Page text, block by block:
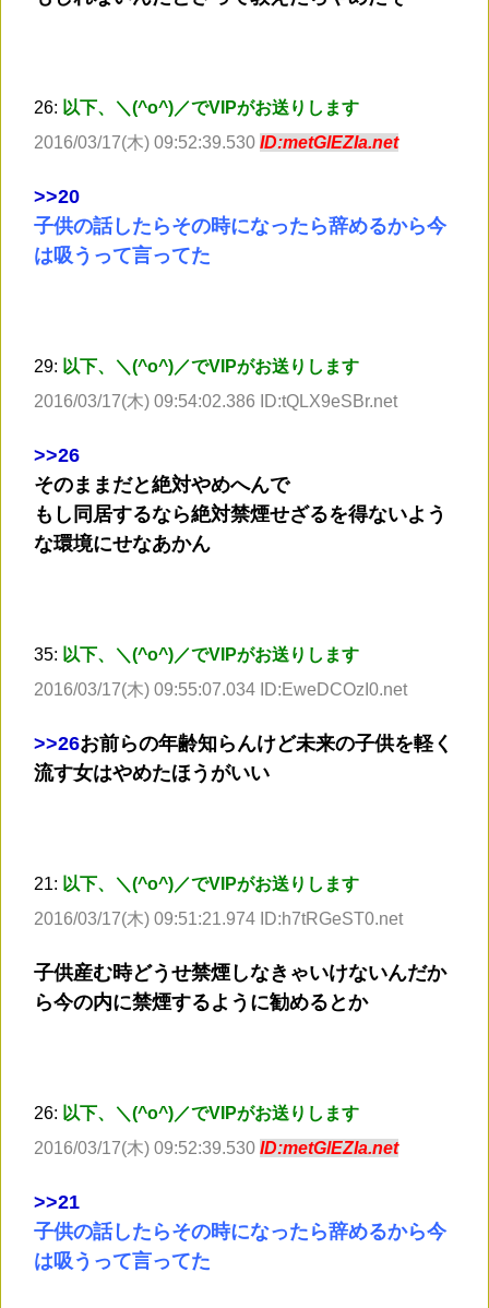
26: 以下、＼(^o^)／でVIPがお送りします
2016/03/17(木) 09:52:39.530 ID:metGlEZIa.net
>>20
子供の話したらその時になったら辞めるから今
は吸うって言ってた
29: 以下、＼(^o^)／でVIPがお送りします
2016/03/17(木) 09:54:02.386 ID:tQLX9eSBr.net
>>26
そのままだと絶対やめへんで
もし同居するなら絶対禁煙せざるを得ないよう
な環境にせなあかん
35: 以下、＼(^o^)／でVIPがお送りします
2016/03/17(木) 09:55:07.034 ID:EweDCOzI0.net
>>26お前らの年齢知らんけど未来の子供を軽く
流す女はやめたほうがいい
21: 以下、＼(^o^)／でVIPがお送りします
2016/03/17(木) 09:51:21.974 ID:h7tRGeST0.net
子供産む時どうせ禁煙しなきゃいけないんだか
ら今の内に禁煙するように勧めるとか
26: 以下、＼(^o^)／でVIPがお送りします
2016/03/17(木) 09:52:39.530 ID:metGlEZIa.net
>>21
子供の話したらその時になったら辞めるから今
は吸うって言ってた